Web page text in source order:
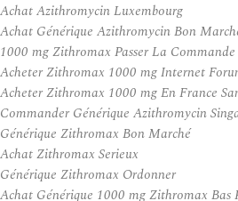
Achat Azithromycin Luxembourg
Achat Générique Azithromycin Bon
1000 mg Zithromax Passer La
Acheter Zithromax 1000 mg Internet
Acheter Zithromax 1000 mg En France
Commander Générique Azithromycin
Générique Zithromax Bon Marché
Achat Zithromax Serieux
Générique Zithromax Ordonner
Achat Générique 1000 mg Zithromax Bas